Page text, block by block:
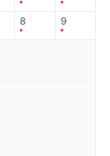
8 9